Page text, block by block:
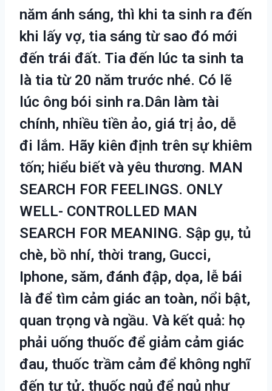
năm ánh sáng, thì khi ta sinh ra đến
khi lấy vợ, tia sáng từ sao đó mới
đến trái đất. Tia đến lúc ta sinh ta
là tia từ 20 năm trước nhé. Có lẽ
lúc ông bói sinh ra.Dân làm tài
chính, nhiều tiền ảo, giá trị ảo, dễ
đi lắm. Hãy kiên định trên sự khiêm
tốn; hiểu biết và yêu thương. MAN
SEARCH FOR FEELINGS. ONLY
WELL- CONTROLLED MAN
SEARCH FOR MEANING. Sập gụ, tủ
chè, bồ nhí, thời trang, Gucci,
Iphone, săm, đánh đập, dọa, lễ bái
là để tìm cảm giác an toàn, nổi bật,
quan trọng và ngầu. Và kết quả: họ
phải uống thuốc để giảm cảm giác
đau, thuốc trầm cảm để không nghĩ
đến tự tử, thuốc ngủ để ngủ như